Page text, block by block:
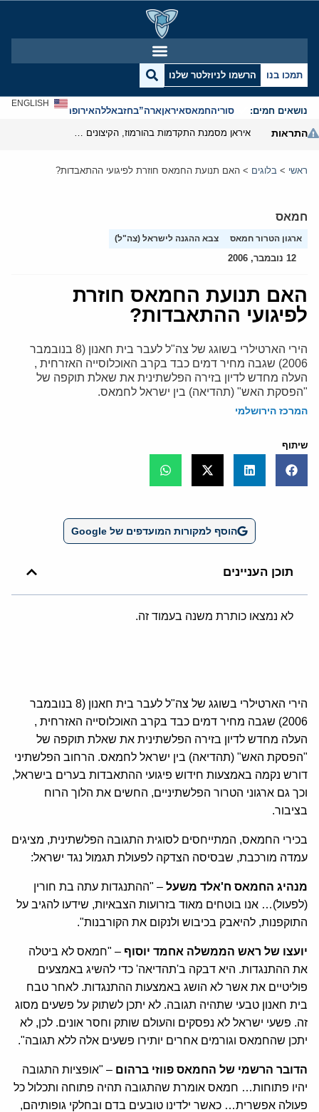
תמכו בנו הרשמו לניוזלטר שלנו
נושאים חמים: סוריהחמאסאיראןארה”בחזבאללהאירופהאנטישמיות
ENGLISH
התראות
ראשי > בלוגים > האם תנועת החמאס חוזרת לפיגועי ההתאבדות?
חמאס
ארגון הטרור חמאס צבא ההגנה לישראל (צה"ל)
12 נובמבר, 2006
האם תנועת החמאס חוזרת
לפיגועי ההתאבדות?
הירי הארטילרי בשוגג של צה"ל לעבר בית חאנון (8 בנובמבר
2006) שגבה מחיר דמים כבד בקרב האוכלוסייה האזרחית ,
העלה מחדש לדיון בזירה הפלשתינית את שאלת תוקפה של
"הפסקת האש" (תהדיאה) בין ישראל לחמאס.
המרכז הירושלמי
שיתוף
הוסף למקורות המועדפים של Google
תוכן העניינים
לא נמצאו כותרת משנה בעמוד זה.
הירי הארטילרי בשוגג של צה"ל לעבר בית חאנון (8 בנובמבר
2006) שגבה מחיר דמים כבד בקרב האוכלוסייה האזרחית ,
העלה מחדש לדיון בזירה הפלשתינית את שאלת תוקפה של
"הפסקת האש" (תהדיאה) בין ישראל לחמאס. הרחוב הפלשתיני
דורש נקמה באמצעות חידוש פיגועי ההתאבדות בערים בישראל,
וכך גם ארגוני הטרור הפלשתיניים, החשים את הלוך הרוח
בציבור.
בכירי החמאס, המתייחסים לסוגית התגובה הפלשתינית, מציגים
עמדה מורכבת, שבסיסה הצדקה לפעולת תגמול נגד ישראל:
מנהיג החמאס ח'אלד משעל – "ההתנגדות עתה בת חורין
(לפעול)… אנו בוטחים מאוד בזרועות הצבאיות, שידעו להגיב על
התוקפנות, להיאבק בכיבוש ולנקום את הקורבנות".
יועצו של ראש הממשלה אחמד יוסוף – "חמאס לא ביטלה
את ההתנגדות. היא דבקה ב'תהדיאה' כדי להשיג באמצעים
פוליטיים את אשר לא הושג באמצעות ההתנגדות. לאחר טבח
בית חאנון טבעי שתהיה תגובה. לא יתכן לשתוק על פשעים מסוג
זה. פשעי ישראל לא נפסקים והעולם שותק וחסר אונים. לכן, לא
יתכן שהחמאס וגורמים אחרים יותירו פשעים אלה ללא תגובה".
הדובר הרשמי של החמאס פווזי ברהום – "אופציות התגובה
יהיו פתוחות… חמאס אומרת שהתגובה תהיה פתוחה ותכלול כל
פעולה אפשרית… כאשר ילדינו טובעים בדם ובחלקי גופותיהם,